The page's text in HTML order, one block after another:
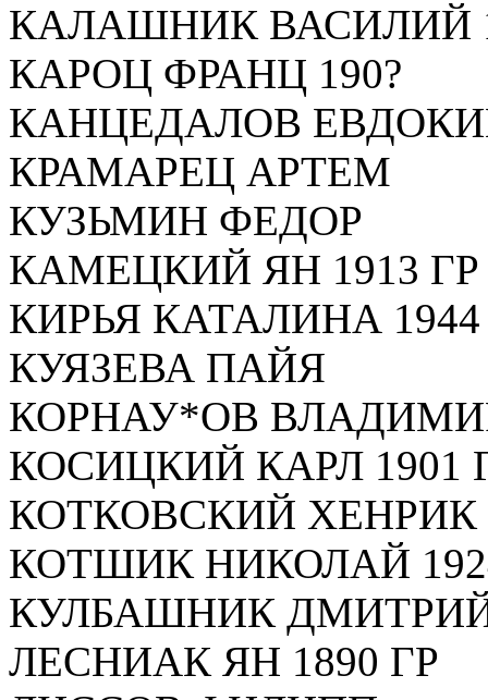
КАЛАШНИК ВАСИЛИЙ
КАРОЦ ФРАНЦ 190?
КАНЦЕДАЛОВ
КРАМАРЕЦ АРТЕМ
КУЗЬМИН ФЕДОР
КАМЕЦКИЙ ЯН 1913 ГР
КИРЬЯ КАТАЛИНА 1944
КУЯЗЕВА ПАЙЯ
КОРНАУ*ОВ
КОСИЦКИЙ КАРЛ 1901
КОТКОВСКИЙ ХЕНРИК
КОТШИК НИКОЛАЙ
КУЛБАШНИК ДМИТРИЙ
ЛЕСНИАК ЯН 1890 ГР